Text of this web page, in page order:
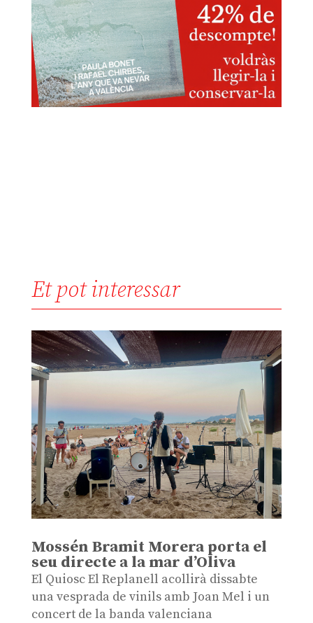
Et pot interessar
Mossén Bramit Morera porta el
seu directe a la mar d’Oliva
El Quiosc El Replanell acollirà dissabte
una vesprada de vinils amb Joan Mel i un
concert de la banda valenciana